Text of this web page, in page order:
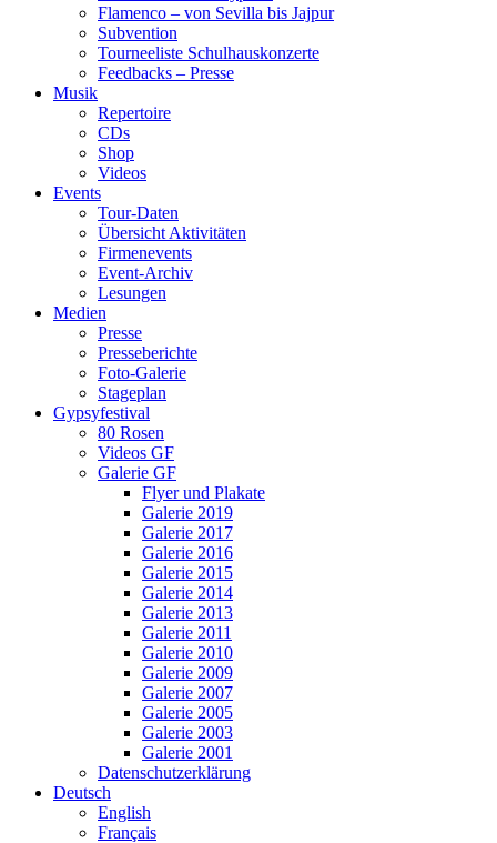
Flamenco – von Sevilla bis Jajpur
Subvention
Tourneeliste Schulhauskonzerte
Feedbacks – Presse
Musik
Repertoire
CDs
Shop
Videos
Events
Tour-Daten
Übersicht Aktivitäten
Firmenevents
Event-Archiv
Lesungen
Medien
Presse
Presseberichte
Foto-Galerie
Stageplan
Gypsyfestival
80 Rosen
Videos GF
Galerie GF
Flyer und Plakate
Galerie 2019
Galerie 2017
Galerie 2016
Galerie 2015
Galerie 2014
Galerie 2013
Galerie 2011
Galerie 2010
Galerie 2009
Galerie 2007
Galerie 2005
Galerie 2003
Galerie 2001
Datenschutzerklärung
Deutsch
English
Français